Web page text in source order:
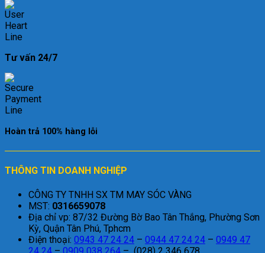
Tư vấn 24/7
Hoàn trả 100% hàng lỗi
THÔNG TIN DOANH NGHIỆP
CÔNG TY TNHH SX TM MAY SÓC VÀNG
MST: 0316659078
Địa chỉ vp: 87/32 Đường Bờ Bao Tân Thắng, Phường Sơn
Kỳ, Quận Tân Phú, Tphcm
Điện thoại: 0943 47 24 24 – 0944 47 24 24 – 0949 47
24 24 – 0909 038 264 – (028) 2 346 678